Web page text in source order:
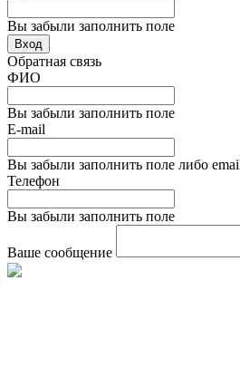
Вы забыли заполнить поле
Вход
Обратная связь
ФИО
Вы забыли заполнить поле
E-mail
Вы забыли заполнить поле либо
Телефон
Вы забыли заполнить поле
Ваше сообщение